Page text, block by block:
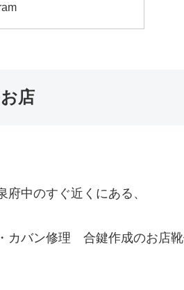
店
中のすぐ近くにある、
カバン修理 合鍵作成のお店